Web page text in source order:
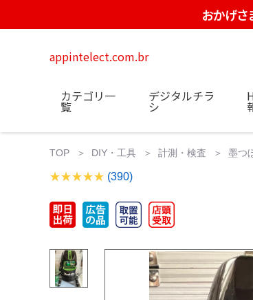
おかげ
appintelect.com.br
カテゴリ一
覧
デジタルチラ
シ
TOP DIY・工具 計測・検査 墨つ
(390)